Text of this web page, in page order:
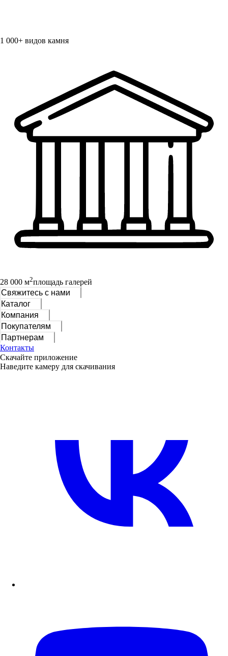
1 000+ видов камня
28 000 м2площадь галерей
Свяжитесь с нами
Каталог
Компания
Покупателям
Партнерам
Контакты
Скачайте приложение
Наведите камеру для скачивания